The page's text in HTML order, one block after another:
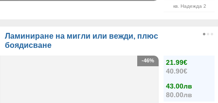
кв. Надежда 2
Ламиниране на мигли или вежди, плюс
боядисване
21.99€
40.90€
43.00лв
80.00лв
-46%